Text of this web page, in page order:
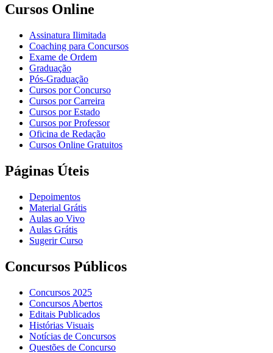
Cursos Online
Assinatura Ilimitada
Coaching para Concursos
Exame de Ordem
Graduação
Pós-Graduação
Cursos por Concurso
Cursos por Carreira
Cursos por Estado
Cursos por Professor
Oficina de Redação
Cursos Online Gratuitos
Páginas Úteis
Depoimentos
Material Grátis
Aulas ao Vivo
Aulas Grátis
Sugerir Curso
Concursos Públicos
Concursos 2025
Concursos Abertos
Editais Publicados
Histórias Visuais
Notícias de Concursos
Questões de Concurso